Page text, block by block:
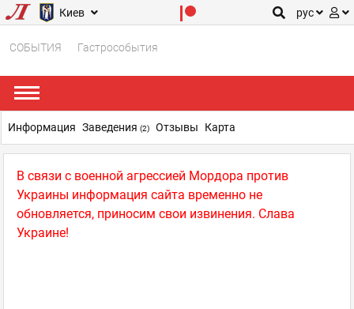
Киев рус
СОБЫТИЯ Гастрособытия
В связи с военной агрессией Мордора против
Украины информация сайта временно не
обновляется, приносим свои извинения. Слава
Украине!
Информация Заведения (2) Отзывы Карта